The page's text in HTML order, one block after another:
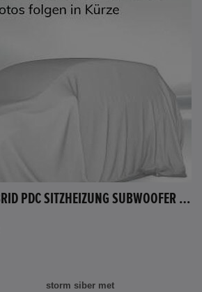
HONDA CR-Z GT HYBRID PDC SITZHEIZUNG SUBWOOFER BLUETOOTH
storm siber met